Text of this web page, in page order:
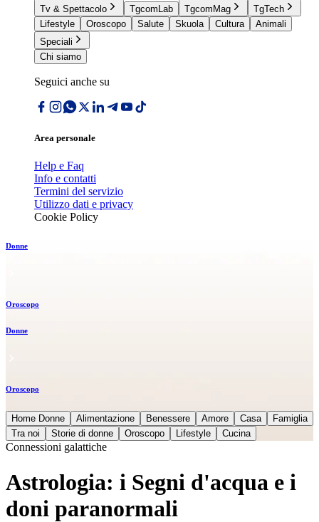
Tv & Spettacolo
TgcomLab TgcomMag
TgTech
Lifestyle
Oroscopo Salute Skuola Cultura
Animali
Speciali
Chi siamo
Seguici anche su
Area personale
Help e Faq
Info e contatti
Termini del servizio
Utilizzo dati e privacy
Cookie Policy
Donne
Oroscopo
Donne
Oroscopo
Home Donne Alimentazione Benessere Amore Casa
Famiglia
Tra noi
Storie di donne Oroscopo Lifestyle Cucina
Connessioni galattiche
Astrologia: i Segni d'acqua e i
doni paranormali